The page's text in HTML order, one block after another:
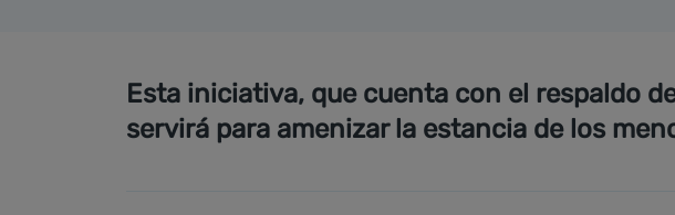
Esta iniciativa, que cuenta con el respaldo
servirá para amenizar la estancia de los